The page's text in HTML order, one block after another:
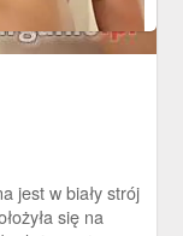
jest w biały strój
się na